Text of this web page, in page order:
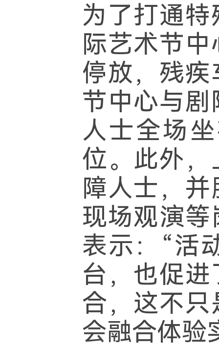
为了打通
际艺术节
停放，残
节中心与
人士全场
位。此外
障人士，
现场观演
表示：“活
台，也促
合，这不
会融合体验